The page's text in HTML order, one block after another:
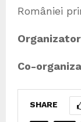
României
Co-
SHARE